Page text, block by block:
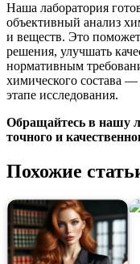
Наша лаборатория
объективный анализ
и веществ. Это
решения, улучшать
нормативным
химического состава
этапе исследования.
Обращайтесь в нашу
точного и
Похожие